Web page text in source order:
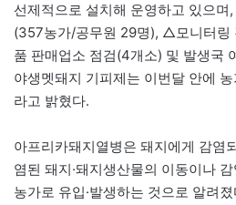
선제적으로 설치해 운영하고 있으
(357농가/공무원 29명), △모니터
품 판매업소 점검(4개소) 및 발생국
야생멧돼지 기피제는 이번달 안에
라고 밝혔다.
아프리카돼지열병은 돼지에게 감염
염된 돼지·돼지생산물의 이동이나
농가로 유입·발생하는 것으로 알려